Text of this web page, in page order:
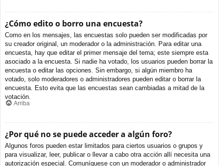
¿Cómo edito o borro una encuesta?
Como en los mensajes, las encuestas solo pueden ser modificadas por
su creador original, un moderador o la administración. Para editar una
encuesta, hay que editar el primer mensaje del tema; este siempre esta
asociado a la encuesta. Si nadie ha votado, los usuarios pueden borrar la
encuesta o editar las opciones. Sin embargo, si algún miembro ha
votado, solo moderadores o administradores pueden editar o borrar la
encuesta. Esto evita que las encuestas sean cambiadas a mitad de la
votación.
Arriba
¿Por qué no se puede acceder a algún foro?
Algunos foros pueden estar limitados para ciertos usuarios o grupos y
para visualizar, leer, publicar o llevar a cabo otra acción allí necesita una
autorización especial. Comuníquese con un moderador o administrador